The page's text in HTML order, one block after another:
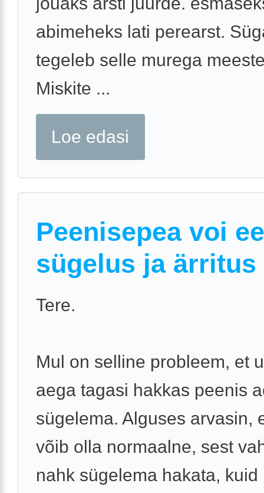
abimeheks lati perearst.
tegeleb selle murega
Miskite ...
Loe edasi
Peenisepea voi
sügelus ja ärritus
Tere.
Mul on selline probleem, et
aega tagasi hakkas peenis
sügelema. Alguses arvasin,
võib olla normaalne, sest
nahk sügelema hakata, kuid